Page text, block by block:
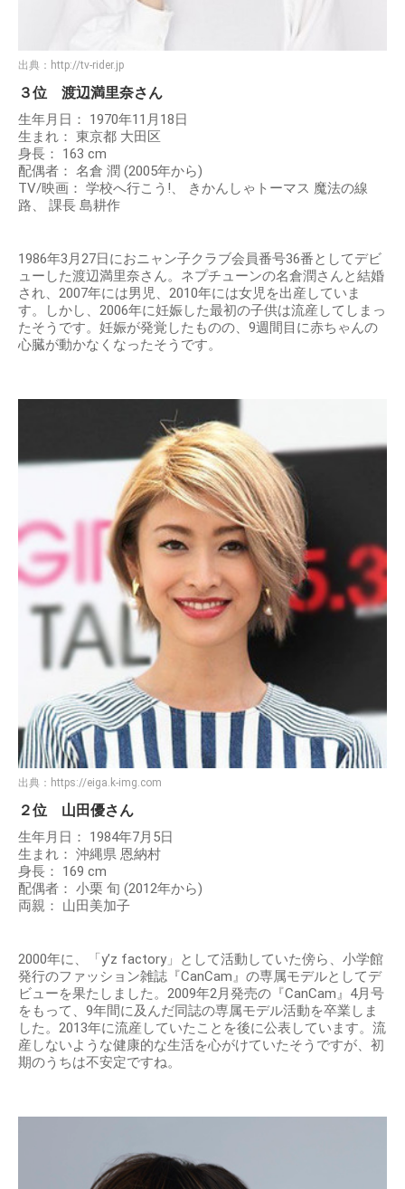
出典： http://tv-rider.jp
３位 渡辺満里奈さん
生年月日： 1970年11月18日
生まれ： 東京都 大田区
身長： 163 cm
配偶者： 名倉 潤 (2005年から)
TV/映画： 学校へ行こう!、 きかんしゃトーマス 魔法の線
路、 課長 島耕作
1986年3月27日におニャン子クラブ会員番号36番としてデビ
ューした渡辺満里奈さん。ネプチューンの名倉潤さんと結婚
され、2007年には男児、2010年には女児を出産していま
す。しかし、2006年に妊娠した最初の子供は流産してしまっ
たそうです。妊娠が発覚したものの、9週間目に赤ちゃんの
心臓が動かなくなったそうです。
出典： https://eiga.k-img.com
２位 山田優さん
生年月日： 1984年7月5日
生まれ： 沖縄県 恩納村
身長： 169 cm
配偶者： 小栗 旬 (2012年から)
両親： 山田美加子
2000年に、「y’z factory」として活動していた傍ら、小学館
発行のファッション雑誌『CanCam』の専属モデルとしてデ
ビューを果たしました。2009年2月発売の『CanCam』4月号
をもって、9年間に及んだ同誌の専属モデル活動を卒業しま
した。2013年に流産していたことを後に公表しています。流
産しないような健康的な生活を心がけていたそうですが、初
期のうちは不安定ですね。